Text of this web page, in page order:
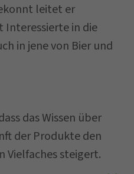
leitet er
in die
in jene von Bier und
das Wissen über
der Produkte den
Vielfaches steigert.